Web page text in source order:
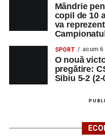
Mândrie
copil de 10
va
SPORT acum 6
O nouă
pregătire:
Sibiu 5-2 (2-